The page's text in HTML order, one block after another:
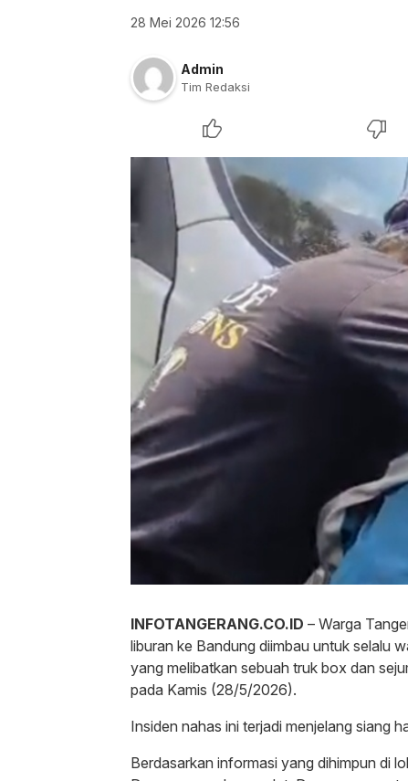
28 Mei 2026 12:56
Admin
Tim Redaksi
INFOTANGERANG.CO.ID – Warga
liburan ke Bandung diimbau untuk selalu
yang melibatkan sebuah truk box dan
pada Kamis (28/5/2026).
​Insiden nahas ini terjadi menjelang siang
Berdasarkan informasi yang dihimpun di